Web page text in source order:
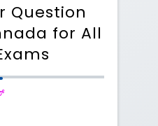
Question
for All